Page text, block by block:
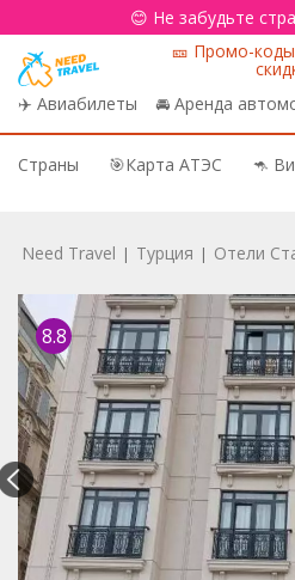
😊 Не забудьте
✈️ Авиабилеты 🚘 Аренда
🎫 Промо-
Страны 🎯Карта АТЭС 🦘
Need Travel | Турция | Отели
8.8